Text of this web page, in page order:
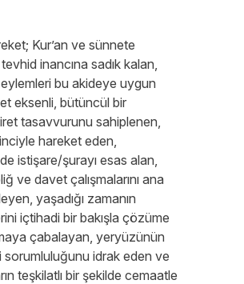
Kur’an ve sünnete
inancına sadık kalan,
bu akideye uygun
eksenli, bütüncül bir
tasavvurunu sahiplenen,
hareket eden,
istişare/şurayı esas alan,
ve davet çalışmalarını ana
yaşadığı zamanın
içtihadi bir bakışla çözüme
çabalayan, yeryüzünün
sorumluluğunu idrak eden ve
teşkilatlı bir şekilde cemaatle